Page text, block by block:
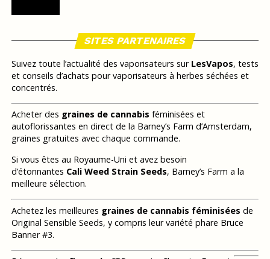
SITES PARTENAIRES
Suivez toute l’actualité des vaporisateurs sur LesVapos, tests
et conseils d’achats pour vaporisateurs à herbes séchées et
concentrés.
Acheter des graines de cannabis féminisées et
autoflorissantes en direct de la Barney’s Farm d’Amsterdam,
graines gratuites avec chaque commande.
Si vous êtes au Royaume-Uni et avez besoin
d’étonnantes Cali Weed Strain Seeds, Barney’s Farm a la
meilleure sélection.
Achetez les meilleures graines de cannabis féminisées de
Original Sensible Seeds, y compris leur variété phare Bruce
Banner #3.